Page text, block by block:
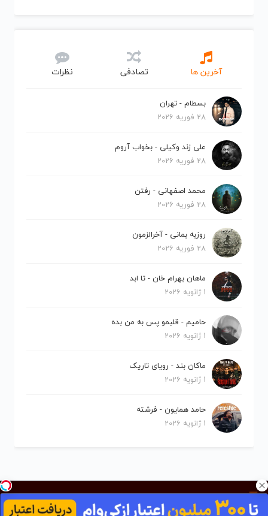
آخرین ها تصادفی نظرات
بسطام - تهران
28 فوریه 2026
علی زند وکیلی - بخواب آروم
28 فوریه 2026
محمد اصفهانی - رفتن
28 فوریه 2026
روزبه بمانی - آخرالزمون
28 فوریه 2026
ماهان بهرام خان - تا ابد
1 ژانویه 2026
حامیم - قلبمو پس به من بده
1 ژانویه 2026
ماکان بند - رویای تاریک
1 ژانویه 2026
حامد همایون - فرشته
1 ژانویه 2026
کلیه حقوق برای نیلو موزیک محفوظ است.